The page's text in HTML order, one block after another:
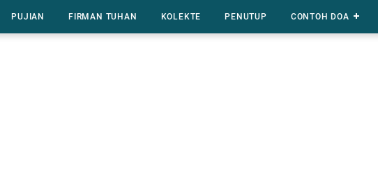
PUJIAN FIRMAN TUHAN KOLEKTE PENUTUP CONTOH DOA